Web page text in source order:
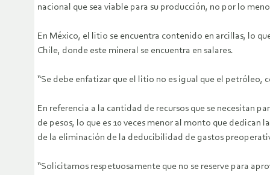
nacional que sea viable para su producción, no por lo
En México, el litio se encuentra contenido en arcillas, lo
Chile, donde este mineral se encuentra en salares.
“Se debe enfatizar que el litio no es igual que el petróleo,
En referencia a la cantidad de recursos que se necesitan
de pesos, lo que es 10 veces menor al monto que dedican
de la eliminación de la deducibilidad de gastos
“Solicitamos respetuosamente que no se reserve para